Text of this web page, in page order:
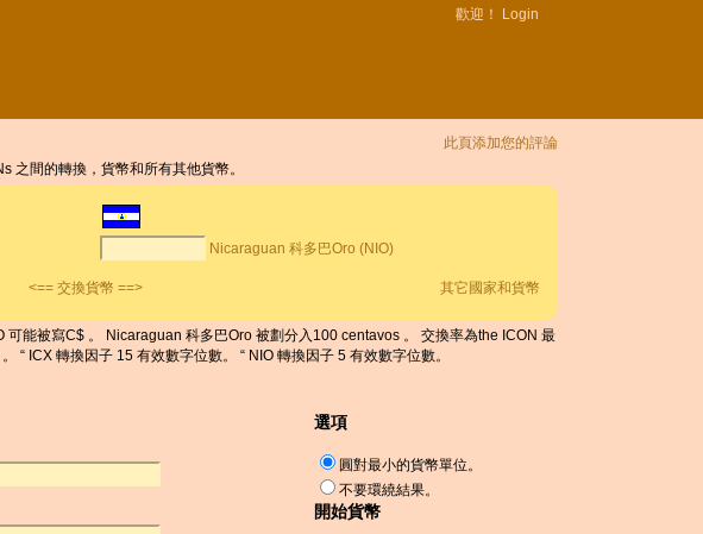
歡迎！ Login
此頁添加您的評論
之間的轉換，貨幣和所有其他貨幣。
Nicaraguan 科多巴Oro (NIO)
<== 交換貨幣 ==> 其它國家和貨幣
能被寫C$ 。 Nicaraguan 科多巴Oro 被劃分入100 centavos 。 交換率為the ICON 最
ICX 轉換因子 15 有效數字位數。 “ NIO 轉換因子 5 有效數字位數。
選項
圓對最小的貨幣單位。
不要環繞結果。
開始貨幣